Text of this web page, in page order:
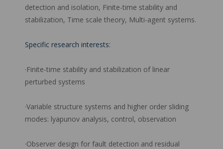
detection and isolation, Finite-time stability and
stabilization, Time scale theory, Multi-agent systems.
Specific research interests:
·Finite-time stability and stabilization of linear
perturbed systems
·Variable structure systems and higher order sliding
modes: lyapunov analysis, control, observation
·Observer design for fault detection and residual